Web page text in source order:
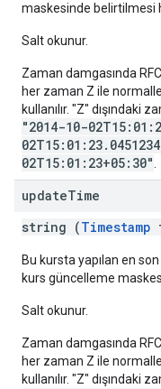
maskesinde belirtilmesi
Salt okunur.
Zaman damgasında
her zaman Z ile
kullanılır. "Z" dışındaki
"2014-10-
02T15:01:23+05:30"
updateTime
string (Timestamp
Bu kursta yapılan en
kurs güncelleme
Salt okunur.
Zaman damgasında
her zaman Z ile
kullanılır. "Z" dışındaki